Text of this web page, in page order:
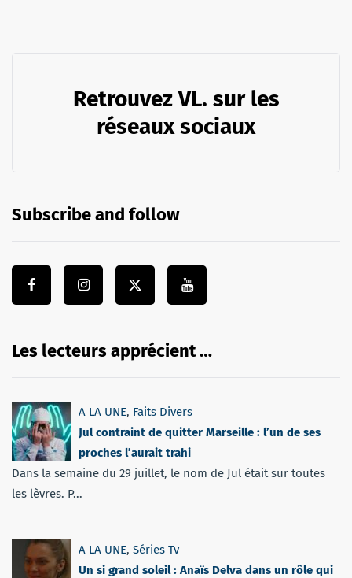
Retrouvez VL. sur les
réseaux sociaux
Subscribe and follow
Les lecteurs apprécient …
A LA UNE, Faits Divers
Jul contraint de quitter Marseille : l’un de ses
proches l’aurait trahi
Dans la semaine du 29 juillet, le nom de Jul était sur toutes
les lèvres. P...
A LA UNE, Séries Tv
Un si grand soleil : Anaïs Delva dans un rôle qui